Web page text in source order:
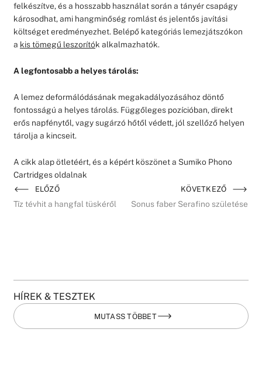
felkészítve, és a hosszabb használat során a tányér csapágy
károsodhat, ami hangminőség romlást és jelentős javítási
költséget eredményezhet. Belépő kategóriás lemezjátszókon
a kis tömegű leszorítók alkalmazhatók.
A legfontosabb a helyes tárolás:
A lemez deformálódásának megakadályozásához döntő
fontosságú a helyes tárolás. Függőleges pozícióban, direkt
erős napfénytől, vagy sugárzó hőtől védett, jól szellőző helyen
tárolja a kincseit.
A cikk alap ötletéért, és a képért köszönet a Sumiko Phono
Cartridges oldalnak
ELŐZŐ
Tíz tévhit a hangfal tüskéről
KÖVETKEZŐ
Sonus faber Serafino születése
HÍREK & TESZTEK
MUTASS TÖBBET